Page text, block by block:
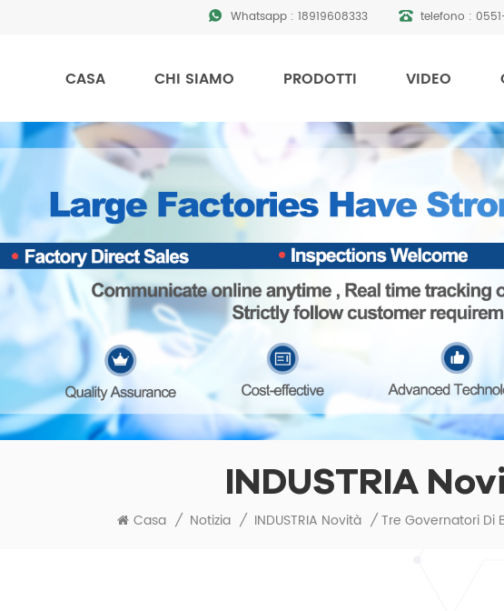
Whatsapp : 18919608333 telefono :
CASA CHI SIAMO PRODOTTI VIDEO
INDUSTRIA
Casa / Notizia / INDUSTRIA Novità /